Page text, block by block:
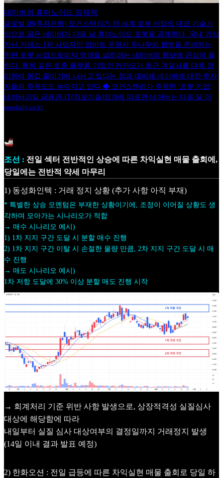
네이버의 휴머노이드 잠재력
글로벌 IB(투자은행) 모건스탠리가 전 세계 로봇 산업의 대표 기술기
업으로 꼽은 네이버가 다음 날 휴머노이드 로봇을 공개한다. 국내 가상
자산 거래소 1위 사업자인 업비트 운영사 두나무와 합병을 준비하는
한편 로봇 사업으로까지 영역을 넓히려는 네이버의 행보에 관심이 몰
린다. 특히 같은 토종 플랫폼 기업인 카카오가 최근 계열사를 대폭 정
리하며 몸집 줄이기에 나서고 있다는 점과 대비돼 네이버에 대한 투자
자들의 주목도도 높아지고 있다.◆ 모건스탠리가 주목한 '로봇 기업'
네이버20일 금융권·IT(정보기술)업계에 따르면 네이버는 다음 달 미
smedaily.co.kr
조선 : 전일 섹터 전반적인 상승에 따른 차익실현 매물 출회에,
당일에는 전반적 약세 마무리
1) 동성화인텍 : 거래 정지 상황 (추가 사항 아직 부재)
* 특별한 상승 모멘텀은 부재한 상황이기에, 조정이 이어질 상황도 생
각하며 모아가는 시나리오가 적합
→ 매수 시나리오 예시)
1) 1차 지지 구간 도달 시 분할 매수 진행
2) 1차 지지 구간 이탈 시 손절한 물량 만큼, 2차 지지 구간 도달 시 매
수 진행
→ 매도 시나리오 예시)
1차 저항 도달에 30% 이상 분할 매도 진행 시작
→ 회계처리 기준 위반 사항 발생으로, 상장적격성 실질심사
대상에 해당함에 따라
내일부터 실질 심사 대상여부의 결정일까지 거래정지 발생
(14일 이내 결과 발표 예정)
2) 한화오션 : 전일 급등에 따른 차익실현 매물 출회로 당일 하